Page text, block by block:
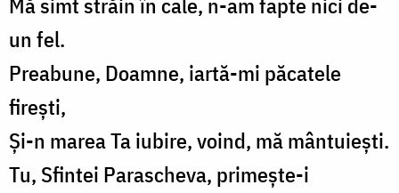
Mă simt străin în cale, n-am fapte nici de-
un fel.
Preabune, Doamne, iartă-mi păcatele
firești,
Și-n marea Ta iubire, voind, mă mântuiești.
Tu, Sfintei Parascheva, primește-i